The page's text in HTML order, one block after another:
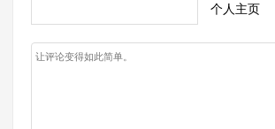
个人主页